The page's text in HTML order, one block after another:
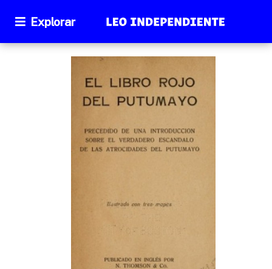
Explorar